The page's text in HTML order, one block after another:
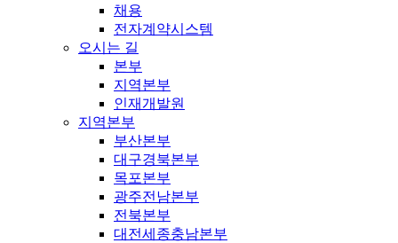
채용
전자계약시스템
오시는 길
본부
지역본부
인재개발원
지역본부
부산본부
대구경북본부
목포본부
광주전남본부
전북본부
대전세종충남본부